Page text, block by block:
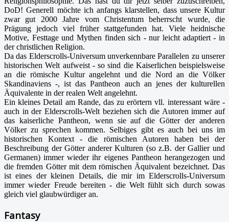
DoD! Generell möchte ich anfangs klarstellen, dass unsere Kultur
zwar gut 2000 Jahre vom Christentum beherrscht wurde, die
Prägung jedoch viel früher stattgefunden hat. Viele heidnische
Motive, Festtage und Mythen finden sich - nur leicht adaptiert - in
der christlichen Religion.
Da das Elderscrolls-Universum unverkennbare Parallelen zu unserer
historischen Welt aufweist - so sind die Kaiserlichen beispielsweise
an die römische Kultur angelehnt und die Nord an die Völker
Skandinaviens -, ist das Pantheon auch an jenes der kulturellen
Äquivalente in der realen Welt angelehnt.
Ein kleines Detail am Rande, das zu erörtern vll. interessant wäre -
auch in der Elderscrolls-Welt beziehen sich die Autoren immer auf
das kaiserliche Pantheon, wenn sie auf die Götter der anderen
Völker zu sprechen kommen. Selbiges gibt es auch bei uns im
historischen Kontext - die römischen Autoren haben bei der
Beschreibung der Götter anderer Kulturen (so z.B. der Gallier und
Germanen) immer wieder ihr eigenes Pantheon herangezogen und
die fremden Götter mit dem römischen Äquivalent bezeichnet. Das
ist eines der kleinen Details, die mir im Elderscrolls-Universum
immer wieder Freude bereiten - die Welt fühlt sich durch sowas
gleich viel glaubwürdiger an.
Fantasy